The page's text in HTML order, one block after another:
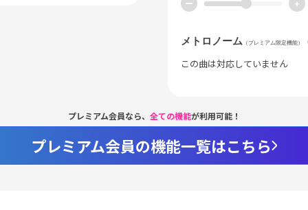
ー +
メトロノーム （プレミアム限定機能）
この曲は対応していません
プレミアム会員なら、 全ての機能が利用可能！
プレミアム会員の機能一覧はこちら